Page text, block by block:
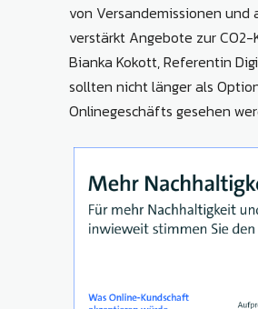
von Versandemissionen
verstärkt Angebote zur
Bianka Kokott, Referentin
sollten nicht länger als
Onlinegeschäfts gesehen